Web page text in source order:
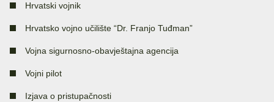
Hrvatski vojnik
Hrvatsko vojno učilište “Dr. Franjo Tuđman”
Vojna sigurnosno-obavještajna agencija
Vojni pilot
Izjava o pristupačnosti